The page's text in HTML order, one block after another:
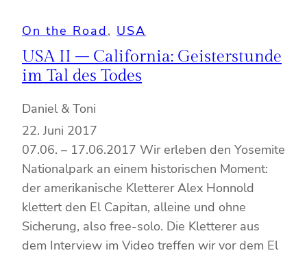
On the Road, USA
USA II – California: Geisterstunde
im Tal des Todes
Daniel & Toni
22. Juni 2017
07.06. – 17.06.2017 Wir erleben den Yosemite
Nationalpark an einem historischen Moment:
der amerikanische Kletterer Alex Honnold
klettert den El Capitan, alleine und ohne
Sicherung, also free-solo. Die Kletterer aus
dem Interview im Video treffen wir vor dem El